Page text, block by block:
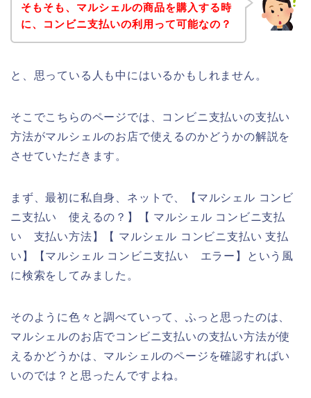
そもそも、マルシェルの商品を購入する時
に、コンビニ支払いの利用って可能なの？
と、思っている人も中にはいるかもしれません。
そこでこちらのページでは、コンビニ支払いの支払い
方法がマルシェルのお店で使えるのかどうかの解説を
させていただきます。
まず、最初に私自身、ネットで、【マルシェル コンビ
ニ支払い 使えるの？】【 マルシェル コンビニ支払
い 支払い方法】【 マルシェル コンビニ支払い 支払
い】【マルシェル コンビニ支払い エラー】という風
に検索をしてみました。
そのように色々と調べていって、ふっと思ったのは、
マルシェルのお店でコンビニ支払いの支払い方法が使
えるかどうかは、マルシェルのページを確認すればい
いのでは？と思ったんですよね。